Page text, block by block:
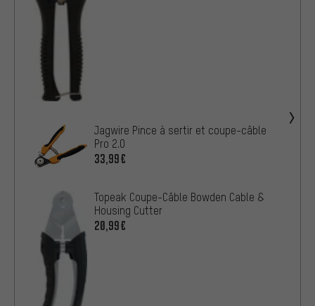
Jagwire Pince à sertir et coupe-câble
Pro 2.0
33,99€
Topeak Coupe-Câble Bowden Cable &
Housing Cutter
20,99€